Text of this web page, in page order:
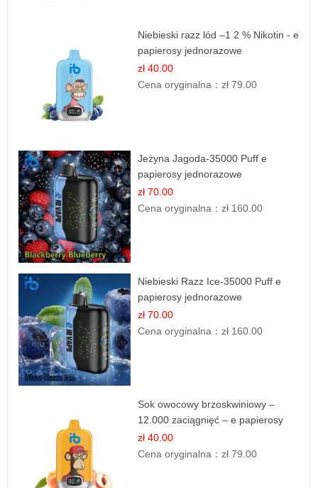
Niebieski razz lód –1 2 % Nikotin - e
papierosy jednorazowe
zł 40.00
Cena oryginalna：zł 79.00
Jeżyna Jagoda-35000 Puff e
papierosy jednorazowe
zł 70.00
Cena oryginalna：zł 160.00
Niebieski Razz Ice-35000 Puff e
papierosy jednorazowe
zł 70.00
Cena oryginalna：zł 160.00
Sok owocowy brzoskwiniowy –
12.000 zaciągnięć – e papierosy
jednorazowe
zł 40.00
Cena oryginalna：zł 79.00